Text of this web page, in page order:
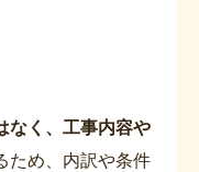
なく、工事内容や
ため、内訳や条件